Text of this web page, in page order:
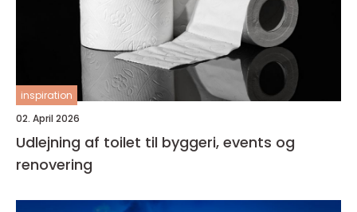
inspiration
02. April 2026
Udlejning af toilet til byggeri, events og
renovering